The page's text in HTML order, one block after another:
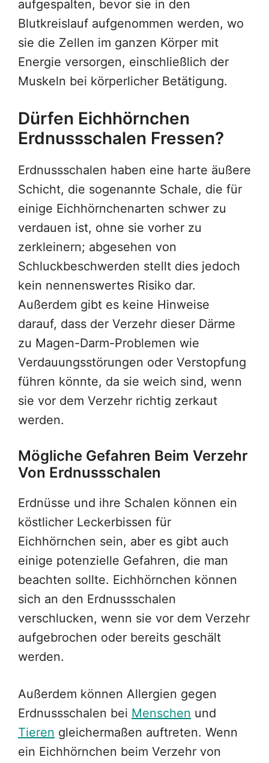
aufgespalten, bevor sie in den
Blutkreislauf aufgenommen werden, wo
sie die Zellen im ganzen Körper mit
Energie versorgen, einschließlich der
Muskeln bei körperlicher Betätigung.
Dürfen Eichhörnchen
Erdnussschalen Fressen?
Erdnussschalen haben eine harte äußere
Schicht, die sogenannte Schale, die für
einige Eichhörnchenarten schwer zu
verdauen ist, ohne sie vorher zu
zerkleinern; abgesehen von
Schluckbeschwerden stellt dies jedoch
kein nennenswertes Risiko dar.
Außerdem gibt es keine Hinweise
darauf, dass der Verzehr dieser Därme
zu Magen-Darm-Problemen wie
Verdauungsstörungen oder Verstopfung
führen könnte, da sie weich sind, wenn
sie vor dem Verzehr richtig zerkaut
werden.
Mögliche Gefahren Beim Verzehr
Von Erdnussschalen
Erdnüsse und ihre Schalen können ein
köstlicher Leckerbissen für
Eichhörnchen sein, aber es gibt auch
einige potenzielle Gefahren, die man
beachten sollte. Eichhörnchen können
sich an den Erdnussschalen
verschlucken, wenn sie vor dem Verzehr
aufgebrochen oder bereits geschält
werden.
Außerdem können Allergien gegen
Erdnussschalen bei Menschen und
Tieren gleichermaßen auftreten. Wenn
ein Eichhörnchen beim Verzehr von